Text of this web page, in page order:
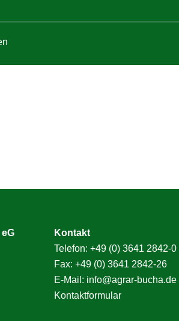
Kontakt
Telefon: +49 (0) 3641 2842-0
Fax: +49 (0) 3641 2842-26
E-Mail: info@agrar-bucha.de
Kontaktformular